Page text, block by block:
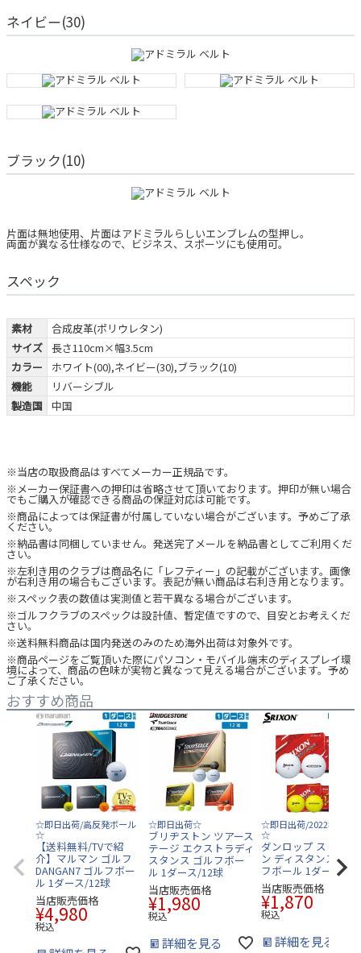
ネイビー(30)
ブラック(10)
片面は無地使用、片面はアドミラルらしいエンブレムの型押し。
両面が異なる仕様なので、ビジネス、スポーツにも使用可。
スペック
素材
合成皮革(ポリウレタン)
サイズ 長さ110cm×幅3.5cm
カラー
ホワイト(00),ネイビー(30),ブラック(10)
機能
リバーシブル
製造国
中国
※当店の取扱商品はすべてメーカー正規品です。
※メーカー保証書への押印は省略させて頂いております。押印が無い場合
でもご購入が確認できる商品の保証対応は可能です。
※商品によっては保証書が付属していない場合がございます。予めご了承
ください。
※納品書は同梱していません。発送完了メールを納品書としてご利用くだ
さい。
※左利き用のクラブは商品名に「レフティー」の記載がございます。画像
が右利き用の場合もございます。表記が無い商品は右利き用となります。
※スペック表の数値は実測値と若干異なる場合がございます。
※ゴルフクラブのスペックは設計値、暫定値ですので、目安とお考えくだ
さい。
※送料無料商品は国内発送のみのため海外出荷は対象外です。
※商品ページをご覧頂いた際にパソコン・モバイル端末のディスプレイ環
境によって、商品の色味が実物と異なって見える場合がございます。予め
ご了承ください。
おすすめ商品
☆即日出荷/高反発ボール
☆
【送料無料/TVで紹
介】マルマン ゴルフ
DANGAN7 ゴルフボー
ル 1ダース/12球
当店販売価格
¥4,980
税込
☆即日出荷☆
ブリヂストン ツアース
テージ エクストラディ
スタンス ゴルフボー
ル 1ダース/12球
当店販売価格
¥1,980
税込
詳細を見る
☆即日出荷/2022年モデ
☆
ダンロップ スリクソ
ン ディスタンス9 ゴ
フボール 1ダース/12
当店販売価格
¥1,870
税込
詳細を見る